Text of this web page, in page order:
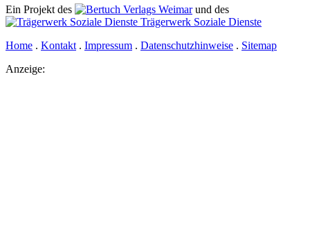
Ein Projekt des Verlags Weimarund des
Trägerwerk Soziale Dienste
Home . Kontakt . Impressum . Datenschutzhinweise . Sitemap
Anzeige: